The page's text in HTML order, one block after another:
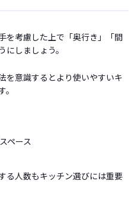
を考慮した上で「奥行き」「間
しましょう。
を意識するとより使いやすいキ
ペース
る人数もキッチン選びには重要